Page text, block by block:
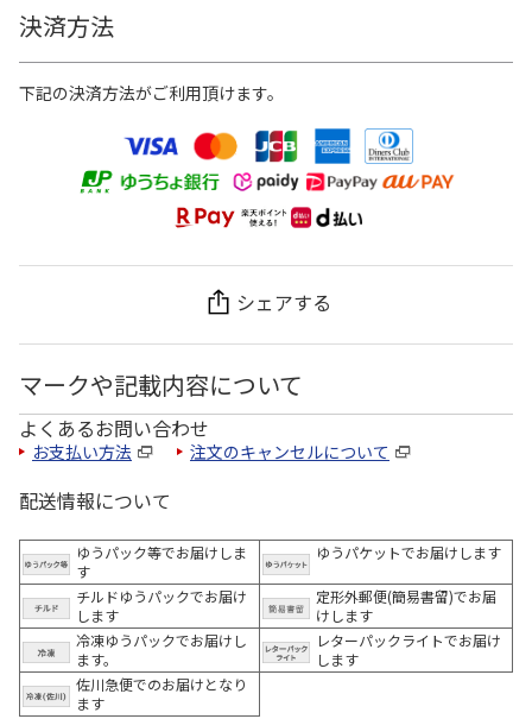
決済方法
下記の決済方法がご利用頂けます。
シェアする
マークや記載内容について
よくあるお問い合わせ
お支払い方法 注文のキャンセルについて
配送情報について
ゆうパック等でお届けしま
す
ゆうパケットでお届けします
チルドゆうパックでお届け
します
定形外郵便(簡易書留)でお届
けします
冷凍ゆうパックでお届けし
ます。
レターパックライトでお届け
します
佐川急便でのお届けとなり
ます